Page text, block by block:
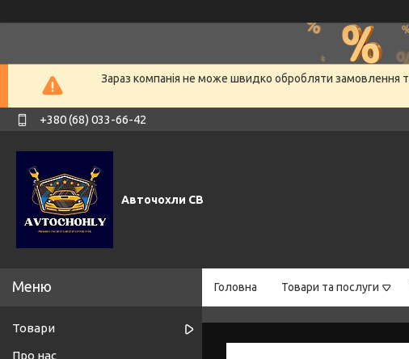
Зараз компанія не може швидко обробляти замовлення
+380 (68) 033-66-42
Авточохли СВ
Головна Товари та послуги
Товари
Про нас